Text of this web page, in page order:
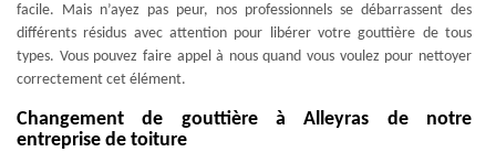
facile. Mais n’ayez pas peur, nos professionnels se débarrassent des
différents résidus avec attention pour libérer votre gouttière de tous
types. Vous pouvez faire appel à nous quand vous voulez pour nettoyer
correctement cet élément.
Changement de gouttière à Alleyras de notre
entreprise de toiture